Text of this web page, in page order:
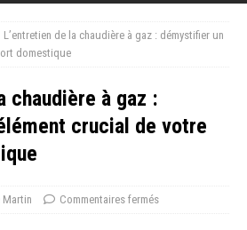
L’entretien de la chaudière à gaz : démystifier un
domestique
chaudière à gaz :
crucial de votre
Martin Commentaires fermés